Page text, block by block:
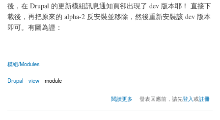
後，在 Drupal 的更新模組訊息通知頁卻出現了 dev 版本耶！ 直接下
載後，再把原來的 alpha-2 反安裝並移除，然後重新安裝該 dev 版本
即可。有圖為證：
模組/Modules
Drupal view module
閱讀更多
關於Views2 的 dev 版本(6.x-2.x-dev) for Drupal 6.x 發表回應前，請先登入或註冊